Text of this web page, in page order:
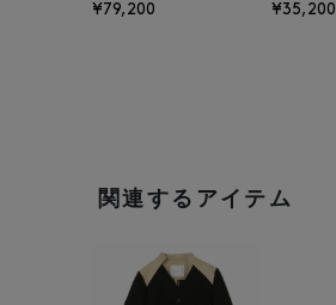
¥79,200 ¥35,200
関連するアイテム